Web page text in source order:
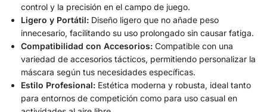
control y la precisión en el campo de juego.
Ligero y Portátil: Diseño ligero que no añade peso
innecesario, facilitando su uso prolongado sin causar fatiga.
Compatibilidad con Accesorios: Compatible con una
variedad de accesorios tácticos, permitiendo personalizar la
máscara según tus necesidades específicas.
Estilo Profesional: Estética moderna y robusta, ideal tanto
para entornos de competición como para uso casual en